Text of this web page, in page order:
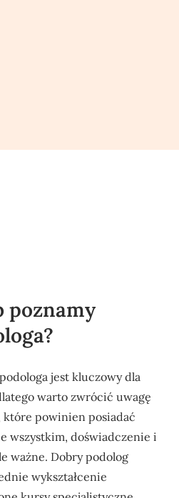
poznamy
jest kluczowy dla
warto zwrócić uwagę
powinien posiadać
wszystkim, doświadczenie i
ważne. Dobry podolog
wykształcenie